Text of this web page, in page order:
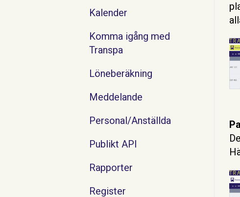
Kalender
Komma igång med
Transpa
Löneberäkning
Meddelande
Personal/Anställda
Publikt API
Rapporter
Register